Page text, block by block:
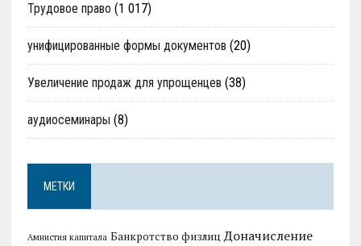
Трудовое право (1 017)
унифицированные формы документов (20)
Увеличение продаж для упрощенцев (38)
аудиосеминары (8)
МЕТКИ
Амнистия капитала Банкротство физлиц Доначисление